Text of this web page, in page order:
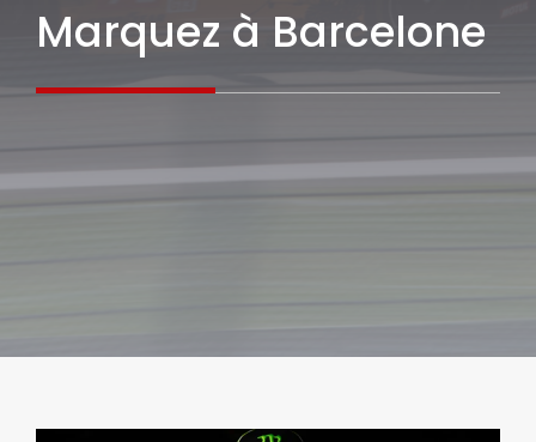
Marquez à Barcelone